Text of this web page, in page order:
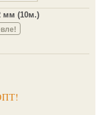
мм (10м.)